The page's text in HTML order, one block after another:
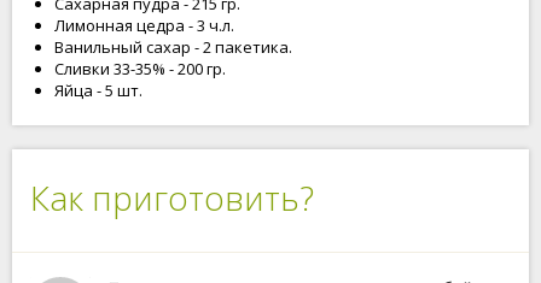
Лимонная цедра - 3 ч.л.
Ванильный сахар - 2 пакетика.
Сливки 33-35% - 200 гр.
Яйца - 5 шт.
Как приготовить?